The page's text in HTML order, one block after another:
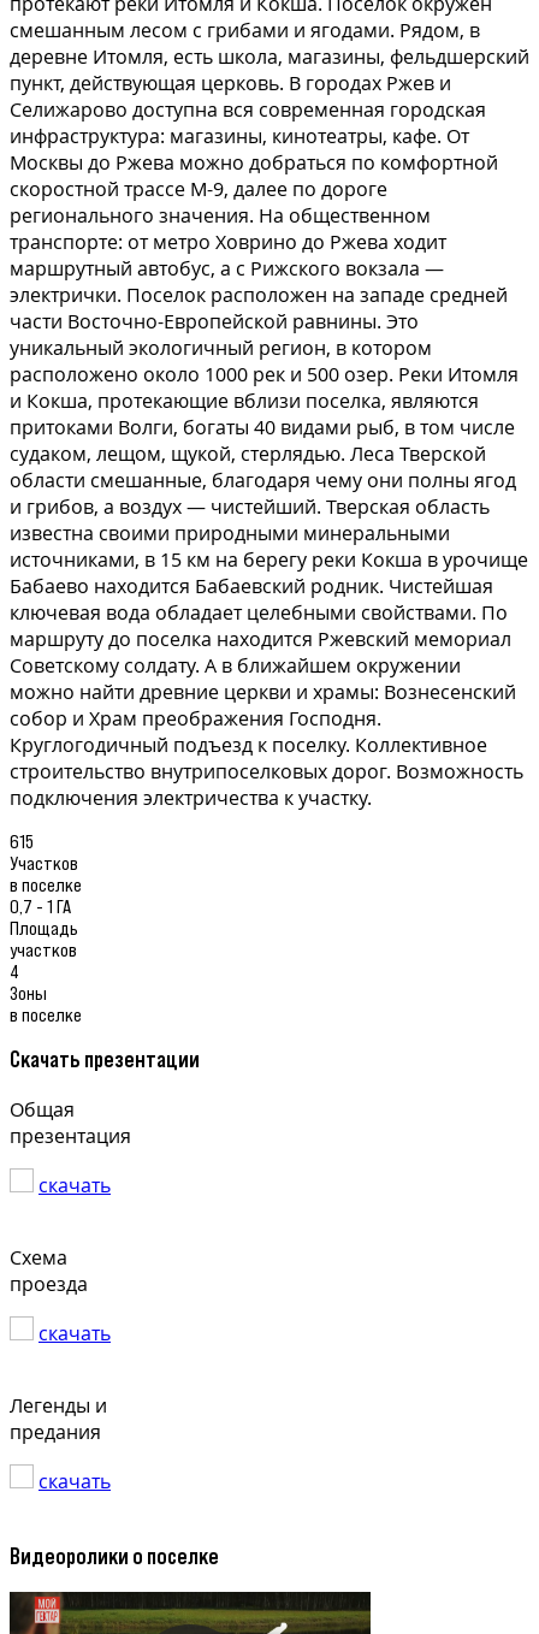
смешанным лесом с грибами и ягодами. Рядом, в
деревне Итомля, есть школа, магазины, фельдшерский
пункт, действующая церковь. В городах Ржев и
Селижарово доступна вся современная городская
инфраструктура: магазины, кинотеатры, кафе. От
Москвы до Ржева можно добраться по комфортной
скоростной трассе М-9, далее по дороге
регионального значения. На общественном
транспорте: от метро Ховрино до Ржева ходит
маршрутный автобус, а с Рижского вокзала —
электрички. Поселок расположен на западе средней
части Восточно-Европейской равнины. Это
уникальный экологичный регион, в котором
расположено около 1000 рек и 500 озер. Реки Итомля
и Кокша, протекающие вблизи поселка, являются
притоками Волги, богаты 40 видами рыб, в том числе
судаком, лещом, щукой, стерлядью. Леса Тверской
области смешанные, благодаря чему они полны ягод
и грибов, а воздух — чистейший. Тверская область
известна своими природными минеральными
источниками, в 15 км на берегу реки Кокша в урочище
Бабаево находится Бабаевский родник. Чистейшая
ключевая вода обладает целебными свойствами. По
маршруту до поселка находится Ржевский мемориал
Советскому солдату. А в ближайшем окружении
можно найти древние церкви и храмы: Вознесенский
собор и Храм преображения Господня.
Круглогодичный подъезд к поселку. Коллективное
строительство внутрипоселковых дорог. Возможность
подключения электричества к участку.
615
Участков
в поселке
0,7 - 1 ГА
Площадь
участков
4
Зоны
в поселке
Скачать презентации
Общая
презентация
скачать
Схема
проезда
скачать
Легенды и
предания
скачать
Видеоролики о поселке